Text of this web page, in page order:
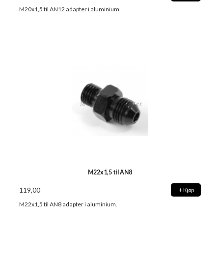
M20x1,5 til AN12 adapter i aluminium.
M22x1,5 til AN8
119,00 Kjøp
M22x1,5 til AN8 adapter i aluminium.